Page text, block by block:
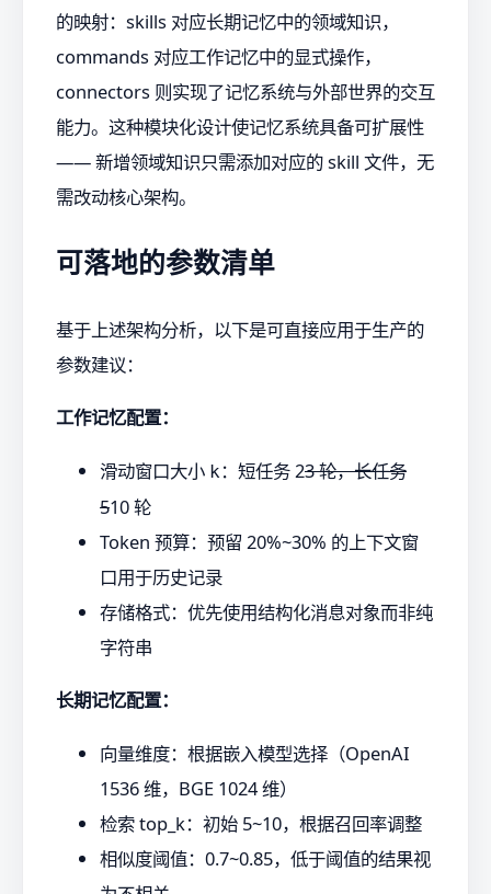
的映射：skills 对应长期记忆中的领域知识，
commands 对应工作记忆中的显式操作，
connectors 则实现了记忆系统与外部世界的交互
能力。这种模块化设计使记忆系统具备可扩展性
—— 新增领域知识只需添加对应的 skill 文件，无
需改动核心架构。
可落地的参数清单
基于上述架构分析，以下是可直接应用于生产的
参数建议：
工作记忆配置：
滑动窗口大小 k：短任务 23 轮，长任务
510 轮
Token 预算：预留 20%~30% 的上下文窗
口用于历史记录
存储格式：优先使用结构化消息对象而非纯
字符串
长期记忆配置：
向量维度：根据嵌入模型选择（OpenAI
1536 维，BGE 1024 维）
检索 top_k：初始 5~10，根据召回率调整
相似度阈值：0.7~0.85，低于阈值的结果视